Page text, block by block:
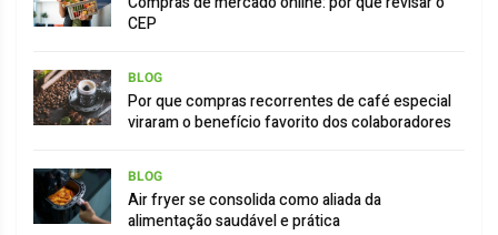
CEP
BLOG
Por que compras recorrentes de café especial
viraram o benefício favorito dos colaboradores
BLOG
Air fryer se consolida como aliada da
alimentação saudável e prática